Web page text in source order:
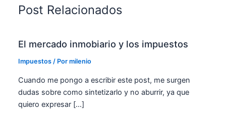
Post Relacionados
El mercado inmobiario y los impuestos
Impuestos / Pormilenio
Cuando me pongo a escribir este post, me surgen
dudas sobre como sintetizarlo y no aburrir, ya que
quiero expresar […]